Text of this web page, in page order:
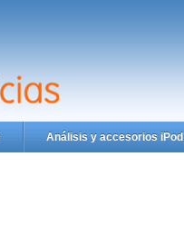
Análisis y accesorios iPod